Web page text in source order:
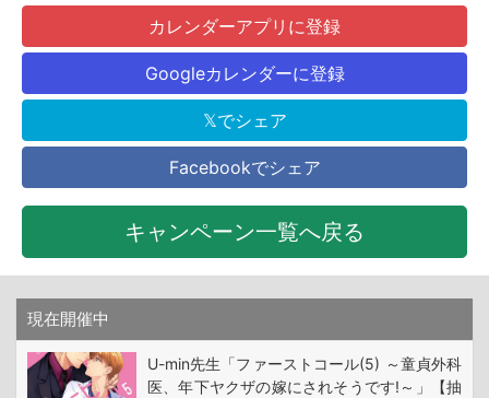
カレンダーアプリに登録
Googleカレンダーに登録
𝕏でシェア
Facebookでシェア
キャンペーン一覧へ戻る
現在開催中
U-min先生「ファーストコール(5) ～童貞外科
医、年下ヤクザの嫁にされそうです!～」【抽